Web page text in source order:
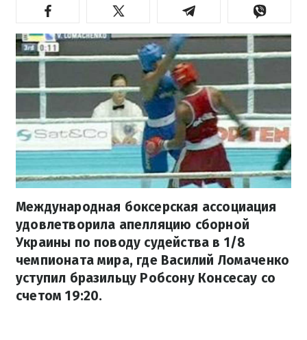
Международная боксерская ассоциация
удовлетворила апелляцию сборной
Украины по поводу судейства в 1/8
чемпионата мира, где Василий Ломаченко
уступил бразильцу Робсону Консесау со
счетом 19:20.